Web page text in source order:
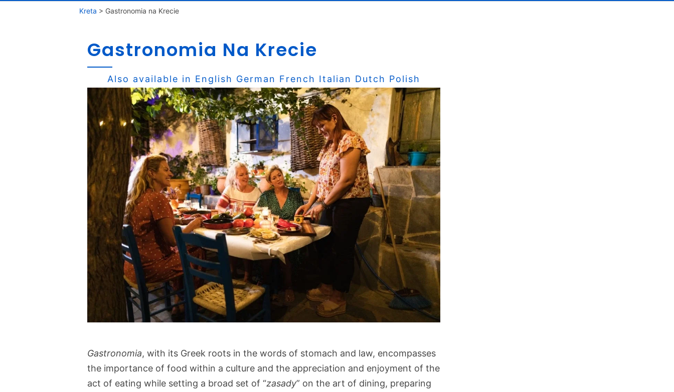
Kreta > Gastronomia na Krecie
Gastronomia Na Krecie
Also available in English German French Italian Dutch Polish
Gastronomia, with its Greek roots in the words of stomach and law, encompasses
the importance of food within a culture and the appreciation and enjoyment of the
act of eating while setting a broad set of “zasady” on the art of dining, preparing